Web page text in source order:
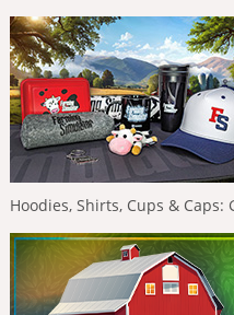
Hoodies, Shirts, Cups &